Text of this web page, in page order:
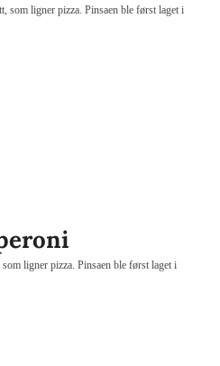
som ligner pizza. Pinsaen ble først laget i
ligner pizza. Pinsaen ble først laget i